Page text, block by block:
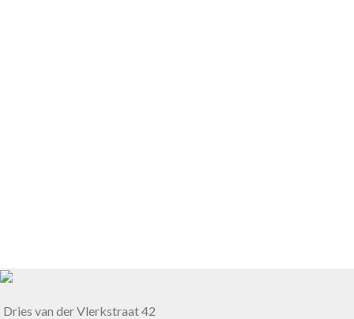
Dries van der Vlerkstraat 42